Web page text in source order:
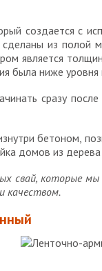
создается с
сделаны из полой
является
была ниже уровня
сразу после
бетоном,
домов из
свай, которые
качеством.